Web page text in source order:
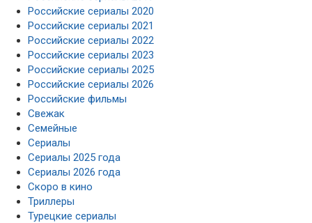
Российские сериалы 2020
Российские сериалы 2021
Российские сериалы 2022
Российские сериалы 2023
Российские сериалы 2025
Российские сериалы 2026
Российские фильмы
Свежак
Семейные
Сериалы
Сериалы 2025 года
Сериалы 2026 года
Скоро в кино
Триллеры
Турецкие сериалы